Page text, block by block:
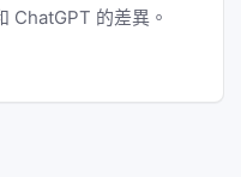
ChatGPT 的差異。